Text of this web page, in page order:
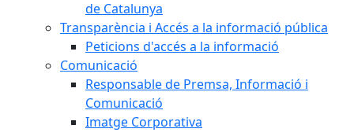
de Catalunya
Transparència i Accés a la informació pública
Peticions d'accés a la informació
Comunicació
Responsable de Premsa, Informació i
Comunicació
Imatge Corporativa